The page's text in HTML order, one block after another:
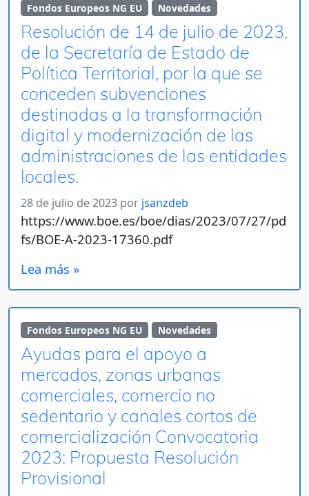
Fondos Europeos NG EU Novedades
Resolución de 14 de julio de 2023,
de la Secretaría de Estado de
Política Territorial, por la que se
conceden subvenciones
destinadas a la transformación
digital y modernización de las
administraciones de las entidades
locales.
28 de julio de 2023 por jsanzdeb
https://www.boe.es/boe/dias/2023/07/27/pd
fs/BOE-A-2023-17360.pdf
Lea más »
Fondos Europeos NG EU Novedades
Ayudas para el apoyo a
mercados, zonas urbanas
comerciales, comercio no
sedentario y canales cortos de
comercialización Convocatoria
2023: Propuesta Resolución
Provisional